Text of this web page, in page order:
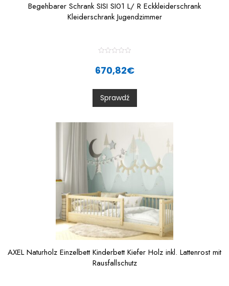
Begehbarer Schrank SISI SI01 L/ R Eckkleiderschrank
Kleiderschrank Jugendzimmer
a
t
0
o
t
670,82€
Sprawdź
AXEL Naturholz Einzelbett Kinderbett Kiefer Holz inkl. Lattenrost mit
Rausfallschutz